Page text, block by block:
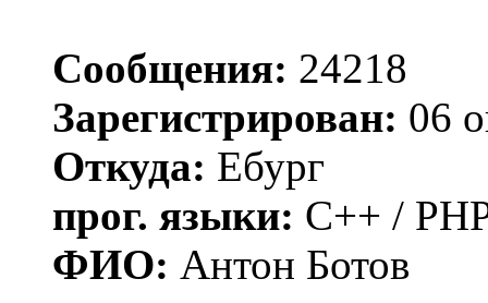
Сообщения: 24218
Зарегистрирован: 06
Откуда: Ебург
прог. языки: C++ /
ФИО: Антон Ботов